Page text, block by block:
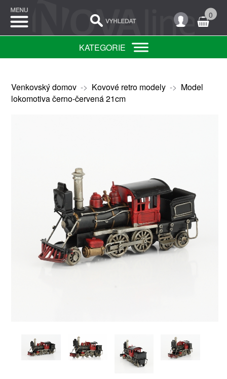
0
KATEGORIE
Venkovský domov-> Kovové retro modely-> Model
lokomotiva černo-červená 21cm